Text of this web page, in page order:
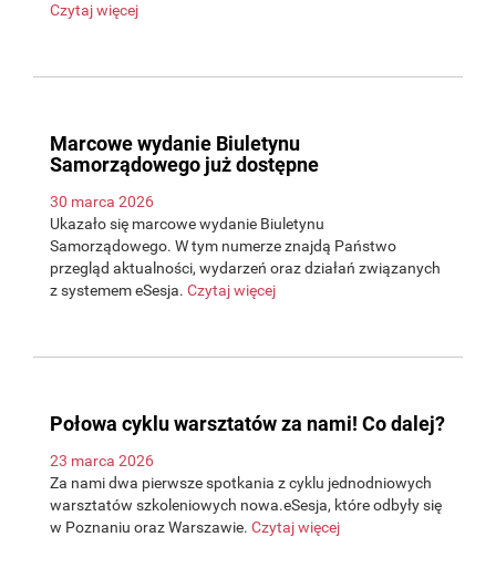
Czytaj więcej
Marcowe wydanie Biuletynu
Samorządowego już dostępne
30 marca 2026
Ukazało się marcowe wydanie Biuletynu
Samorządowego. W tym numerze znajdą Państwo
przegląd aktualności, wydarzeń oraz działań związanych
z systemem eSesja. Czytaj więcej
Połowa cyklu warsztatów za nami! Co dalej?
23 marca 2026
Za nami dwa pierwsze spotkania z cyklu jednodniowych
warsztatów szkoleniowych nowa.eSesja, które odbyły się
w Poznaniu oraz Warszawie. Czytaj więcej